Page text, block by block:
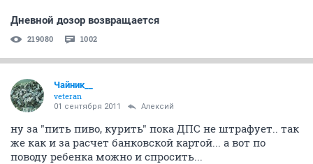
Дневной дозор возвращается
219080 1002
Чайник__
veteran
01 сентября 2011 Алексий
ну за "пить пиво, курить" пока ДПС не штрафует.. так
же как и за расчет банковской картой... а вот по
поводу ребенка можно и спросить...